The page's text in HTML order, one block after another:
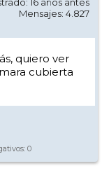
Mensajes: 4.827
quiero ver
cubierta
0